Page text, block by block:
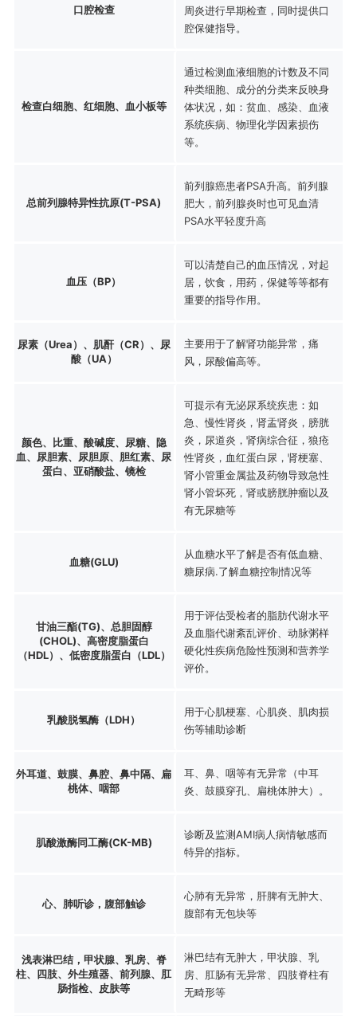
口腔检查
周炎进行早期检查，同时提供口
腔保健指导。
检查白细胞、红细胞、血小板等
通过检测血液细胞的计数及不同
种类细胞、成分的分类来反映身
体状况，如：贫血、感染、血液
系统疾病、物理化学因素损伤
等。
总前列腺特异性抗原(T-PSA)
前列腺癌患者PSA升高。前列腺
肥大，前列腺炎时也可见血清
PSA水平轻度升高
血压（BP）
可以清楚自己的血压情况，对起
居，饮食，用药，保健等等都有
重要的指导作用。
尿素（Urea）、肌酐（CR）、尿
酸（UA）
主要用于了解肾功能异常，痛
风，尿酸偏高等。
颜色、比重、酸碱度、尿糖、隐
血、尿胆素、尿胆原、胆红素、尿
蛋白、亚硝酸盐、镜检
可提示有无泌尿系统疾患：如
急、慢性肾炎，肾盂肾炎，膀胱
炎，尿道炎，肾病综合征，狼疮
性肾炎，血红蛋白尿，肾梗塞、
肾小管重金属盐及药物导致急性
肾小管坏死，肾或膀胱肿瘤以及
有无尿糖等
血糖(GLU)
从血糖水平了解是否有低血糖、
糖尿病.了解血糖控制情况等
甘油三酯(TG)、总胆固醇
(CHOL)、高密度脂蛋白
（HDL）、低密度脂蛋白（LDL）
用于评估受检者的脂肪代谢水平
及血脂代谢紊乱评价、动脉粥样
硬化性疾病危险性预测和营养学
评价。
乳酸脱氢酶（LDH）
用于心肌梗塞、心肌炎、肌肉损
伤等辅助诊断
外耳道、鼓膜、鼻腔、鼻中隔、扁
桃体、咽部
耳、鼻、咽等有无异常（中耳
炎、鼓膜穿孔、扁桃体肿大）。
肌酸激酶同工酶(CK-MB)
诊断及监测AMI病人病情敏感而
特异的指标。
心、肺听诊，腹部触诊
心肺有无异常，肝脾有无肿大、
腹部有无包块等
浅表淋巴结，甲状腺、乳房、脊
柱、四肢、外生殖器、前列腺、肛
肠指检、皮肤等
淋巴结有无肿大，甲状腺、乳
房、肛肠有无异常、四肢脊柱有
无畸形等